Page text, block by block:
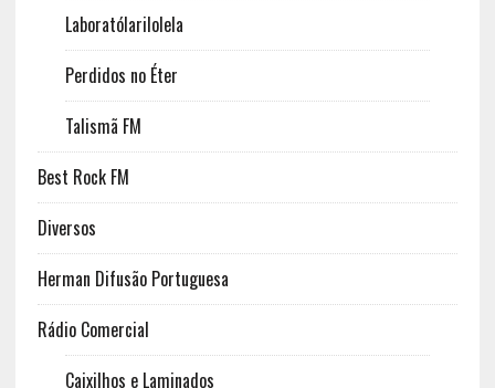
Laboratólarilolela
Perdidos no Éter
Talismã FM
Best Rock FM
Diversos
Herman Difusão Portuguesa
Rádio Comercial
Caixilhos e Laminados